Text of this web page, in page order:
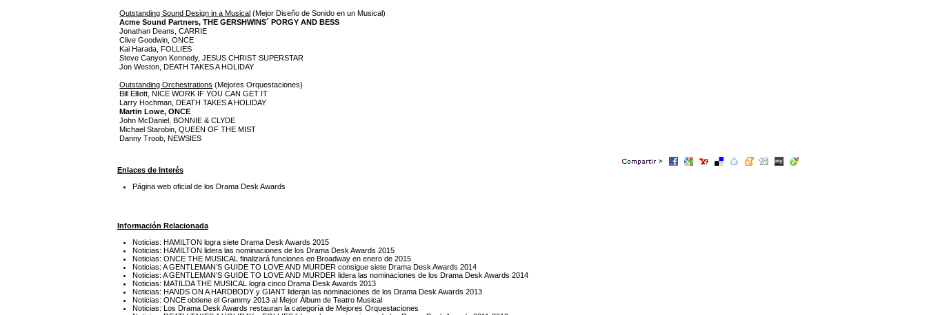
Outstanding Sound Design in a Musical (Mejor Diseño de Sonido en un Musical)
Acme Sound Partners, THE GERSHWINS´ PORGY AND BESS
Jonathan Deans, CARRIE
Clive Goodwin, ONCE
Kai Harada, FOLLIES
Steve Canyon Kennedy, JESUS CHRIST SUPERSTAR
Jon Weston, DEATH TAKES A HOLIDAY
Outstanding Orchestrations (Mejores Orquestaciones)
Bill Elliott, NICE WORK IF YOU CAN GET IT
Larry Hochman, DEATH TAKES A HOLIDAY
Martin Lowe, ONCE
John McDaniel, BONNIE & CLYDE
Michael Starobin, QUEEN OF THE MIST
Danny Troob, NEWSIES
Enlaces de Interés
Página web oficial de los Drama Desk Awards
Información Relacionada
Noticias: HAMILTON logra siete Drama Desk Awards 2015
Noticias: HAMILTON lidera las nominaciones de los Drama Desk Awards 2015
Noticias: ONCE THE MUSICAL finalizará funciones en Broadway en enero de 2015
Noticias: A GENTLEMAN’S GUIDE TO LOVE AND MURDER consigue siete Drama Desk Awards 2014
Noticias: A GENTLEMAN’S GUIDE TO LOVE AND MURDER lidera las nominaciones de los Drama Desk Awards 2014
Noticias: MATILDA THE MUSICAL logra cinco Drama Desk Awards 2013
Noticias: HANDS ON A HARDBODY y GIANT lideran las nominaciones de los Drama Desk Awards 2013
Noticias: ONCE obtiene el Grammy 2013 al Mejor Álbum de Teatro Musical
Noticias: Los Drama Desk Awards restauran la categoría de Mejores Orquestaciones